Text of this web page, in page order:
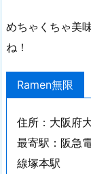
めちゃくちゃ美
ね！
Ramen無限
住所：大阪府
最寄駅：阪急
線塚本駅